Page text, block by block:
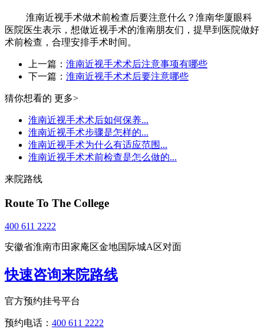
淮南近视手术做术前检查后要注意什么？淮南华厦眼科
医院医生表示，想做近视手术的淮南朋友们，提早到医院做好
术前检查，合理安排手术时间。
上一篇： 淮南近视手术术后注意事项有哪些
下一篇： 淮南近视手术术后要注意哪些
猜你想看的 更多>
淮南近视手术术后如何保养...
淮南近视手术步骤是怎样的...
淮南近视手术为什么有适应范围...
淮南近视手术术前检查是怎么做的...
来院路线
Route To The College
400 611 2222
安徽省淮南市田家庵区金地国际城A区对面
快速咨询来院路线
官方预约挂号平台
预约电话： 400 611 2222